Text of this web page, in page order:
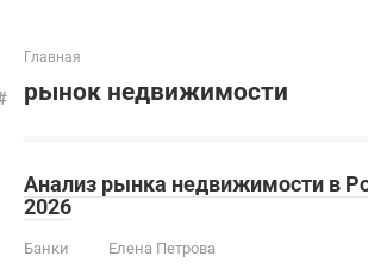
Главная
рынок недвижимости
Анализ рынка недвижимости в
2026
Банки Елена Петрова